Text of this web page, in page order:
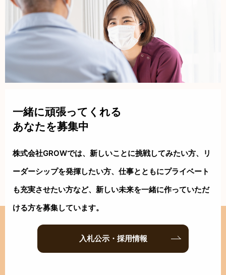
一緒に頑張ってくれる
あなたを募集中
株式会社GROWでは、新しいことに挑戦してみたい方、リ
ーダーシップを発揮したい方、仕事とともにプライベート
も充実させたい方など、新しい未来を一緒に作っていただ
ける方を募集しています。
入札公示・採用情報